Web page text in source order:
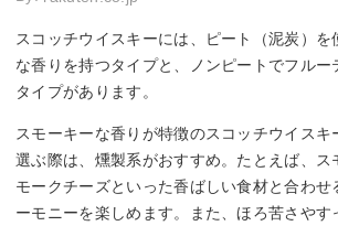
スコッチウイスキーには、ピート（泥炭）を
な香りを持つタイプと、ノンピートでフルー
タイプがあります。
スモーキーな香りが特徴のスコッチウイスキ
選ぶ際は、燻製系がおすすめ。たとえば、ス
モークチーズといった香ばしい食材と合わせ
ーモニーを楽しめます。また、ほろ苦さやす